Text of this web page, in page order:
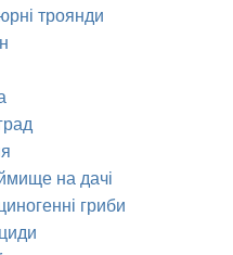
троянди
на дачі
гриби